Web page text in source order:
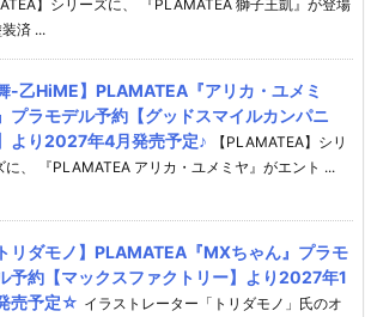
】シリーズに、 『PLAMATEA 獅子王凱』が登場
済 ...
舞-乙HiME】PLAMATEA『アリカ・ユメミ
プラモデル予約【グッドスマイルカンパニ
より2027年4月発売予定♪
【PLAMATEA】シリ
に、 『PLAMATEA アリカ・ユメミヤ』がエント ...
トリダモノ】PLAMATEA『MXちゃん』プラモ
予約【マックスファクトリー】より2027年1
売予定☆ イラストレーター「トリダモノ」氏のオ